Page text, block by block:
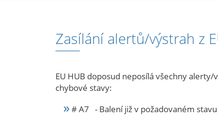
Zasílání alertů/výstrah z
EU HUB doposud neposílá všechny
chybové stavy:
# A7 - Balení již v požadovaném stavu